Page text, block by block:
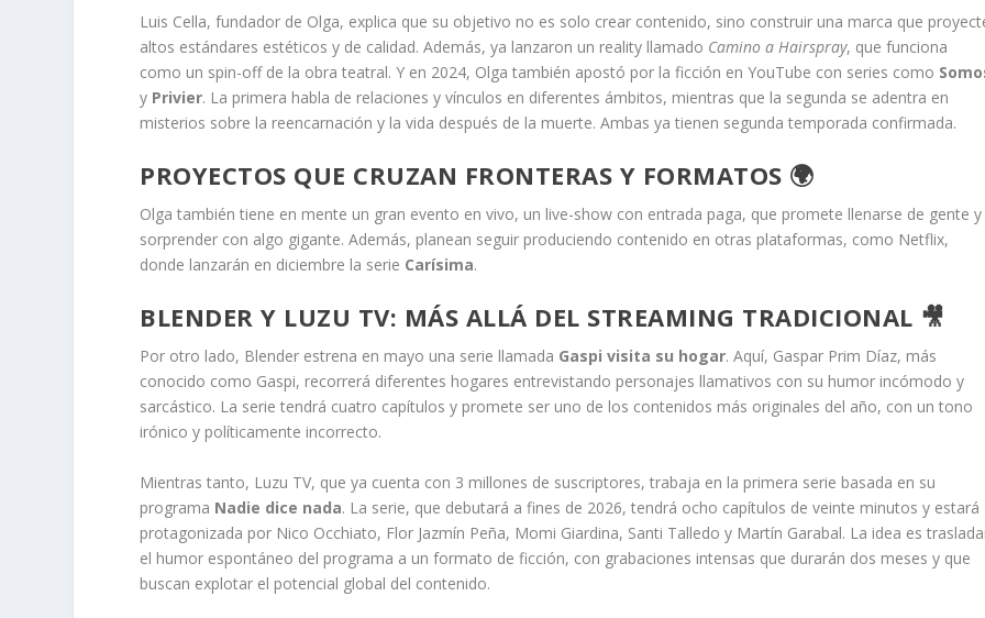
Luis Cella, fundador de Olga, explica que su objetivo no es solo crear contenido, sino construir una marca que
altos estándares estéticos y de calidad. Además, ya lanzaron un reality llamado Camino a Hairspray, que funciona
como un spin-off de la obra teatral. Y en 2024, Olga también apostó por la ficción en YouTube con series como
y Privier. La primera habla de relaciones y vínculos en diferentes ámbitos, mientras que la segunda se adentra en
misterios sobre la reencarnación y la vida después de la muerte. Ambas ya tienen segunda temporada confirmada.
PROYECTOS QUE CRUZAN FRONTERAS Y FORMATOS 🌍
Olga también tiene en mente un gran evento en vivo, un live-show con entrada paga, que promete llenarse de gente y
sorprender con algo gigante. Además, planean seguir produciendo contenido en otras plataformas, como Netflix,
donde lanzarán en diciembre la serie Carísima.
BLENDER Y LUZU TV: MÁS ALLÁ DEL STREAMING TRADICIONAL 🎥
Por otro lado, Blender estrena en mayo una serie llamada Gaspi visita su hogar. Aquí, Gaspar Prim Díaz, más
conocido como Gaspi, recorrerá diferentes hogares entrevistando personajes llamativos con su humor incómodo y
sarcástico. La serie tendrá cuatro capítulos y promete ser uno de los contenidos más originales del año, con un tono
irónico y políticamente incorrecto.
Mientras tanto, Luzu TV, que ya cuenta con 3 millones de suscriptores, trabaja en la primera serie basada en su
programa Nadie dice nada. La serie, que debutará a fines de 2026, tendrá ocho capítulos de veinte minutos y estará
protagonizada por Nico Occhiato, Flor Jazmín Peña, Momi Giardina, Santi Talledo y Martín Garabal. La idea es
el humor espontáneo del programa a un formato de ficción, con grabaciones intensas que durarán dos meses y que
buscan explotar el potencial global del contenido.